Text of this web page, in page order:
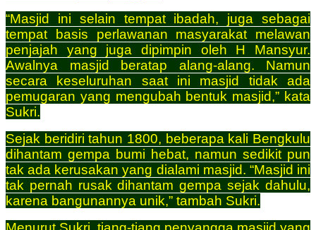
“Masjid ini selain tempat ibadah, juga sebagai
tempat basis perlawanan masyarakat melawan
penjajah yang juga dipimpin oleh H Mansyur.
Awalnya masjid beratap alang-alang. Namun
secara keseluruhan saat ini masjid tidak ada
pemugaran yang mengubah bentuk masjid,” kata
Sukri.
Sejak beridiri tahun 1800, beberapa kali Bengkulu
dihantam gempa bumi hebat, namun sedikit pun
tak ada kerusakan yang dialami masjid. “Masjid ini
tak pernah rusak dihantam gempa sejak dahulu,
karena bangunannya unik,” tambah Sukri.